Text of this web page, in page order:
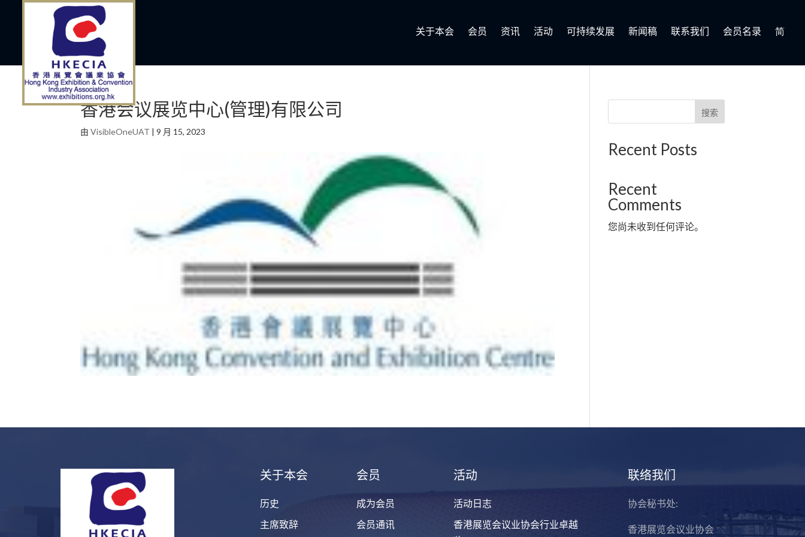
关于本会 会员 资讯 活动 可持续发展 新闻稿 联系我们 会员名录 简
香港会议展览中心(管理)有限公司
由VisibleOneUAT |9 月 15, 2023
搜索
Recent Posts
Recent
Comments
您尚未收到任何评论。
关于本会
历史
主席致辞
会员
成为会员
会员通讯
活动
活动日志
香港展览会议业协会行业卓越
联络我们
协会秘书处:
香港展览会议业协会